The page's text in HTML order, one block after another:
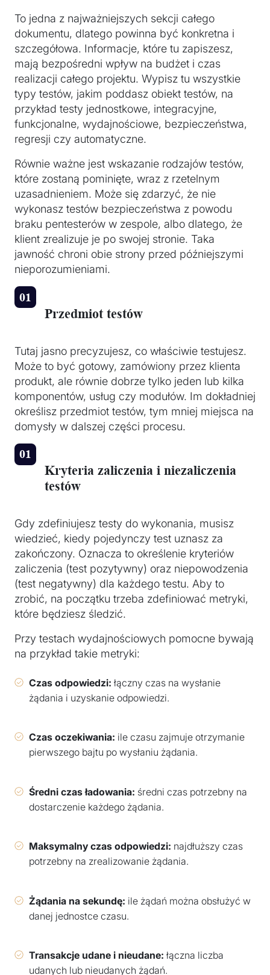
To jedna z najważniejszych sekcji całego
dokumentu, dlatego powinna być konkretna i
szczegółowa. Informacje, które tu zapiszesz,
mają bezpośredni wpływ na budżet i czas
realizacji całego projektu. Wypisz tu wszystkie
typy testów, jakim poddasz obiekt testów, na
przykład testy jednostkowe, integracyjne,
funkcjonalne, wydajnościowe, bezpieczeństwa,
regresji czy automatyczne.
Równie ważne jest wskazanie rodzajów testów,
które zostaną pominięte, wraz z rzetelnym
uzasadnieniem. Może się zdarzyć, że nie
wykonasz testów bezpieczeństwa z powodu
braku pentesterów w zespole, albo dlatego, że
klient zrealizuje je po swojej stronie. Taka
jawność chroni obie strony przed późniejszymi
nieporozumieniami.
Przedmiot testów
Tutaj jasno precyzujesz, co właściwie testujesz.
Może to być gotowy, zamówiony przez klienta
produkt, ale równie dobrze tylko jeden lub kilka
komponentów, usług czy modułów. Im dokładniej
określisz przedmiot testów, tym mniej miejsca na
domysły w dalszej części procesu.
Kryteria zaliczenia i niezaliczenia
testów
Gdy zdefiniujesz testy do wykonania, musisz
wiedzieć, kiedy pojedynczy test uznasz za
zakończony. Oznacza to określenie kryteriów
zaliczenia (test pozytywny) oraz niepowodzenia
(test negatywny) dla każdego testu. Aby to
zrobić, na początku trzeba zdefiniować metryki,
które będziesz śledzić.
Przy testach wydajnościowych pomocne bywają
na przykład takie metryki:
Czas odpowiedzi: łączny czas na wysłanie
żądania i uzyskanie odpowiedzi.
Czas oczekiwania: ile czasu zajmuje otrzymanie
pierwszego bajtu po wysłaniu żądania.
Średni czas ładowania: średni czas potrzebny na
dostarczenie każdego żądania.
Maksymalny czas odpowiedzi: najdłuższy czas
potrzebny na zrealizowanie żądania.
Żądania na sekundę: ile żądań można obsłużyć w
danej jednostce czasu.
Transakcje udane i nieudane: łączna liczba
udanych lub nieudanych żądań.